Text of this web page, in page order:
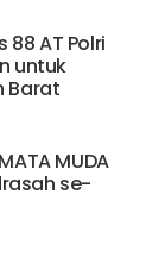
AT Polri
untuk
Barat
MUDA
se-